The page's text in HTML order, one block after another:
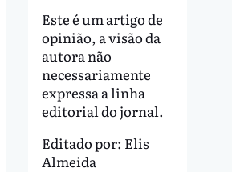
Este é um artigo de
opinião, a visão da
autora não
necessariamente
expressa a linha
editorial do jornal.
Editado por: Elis
Almeida